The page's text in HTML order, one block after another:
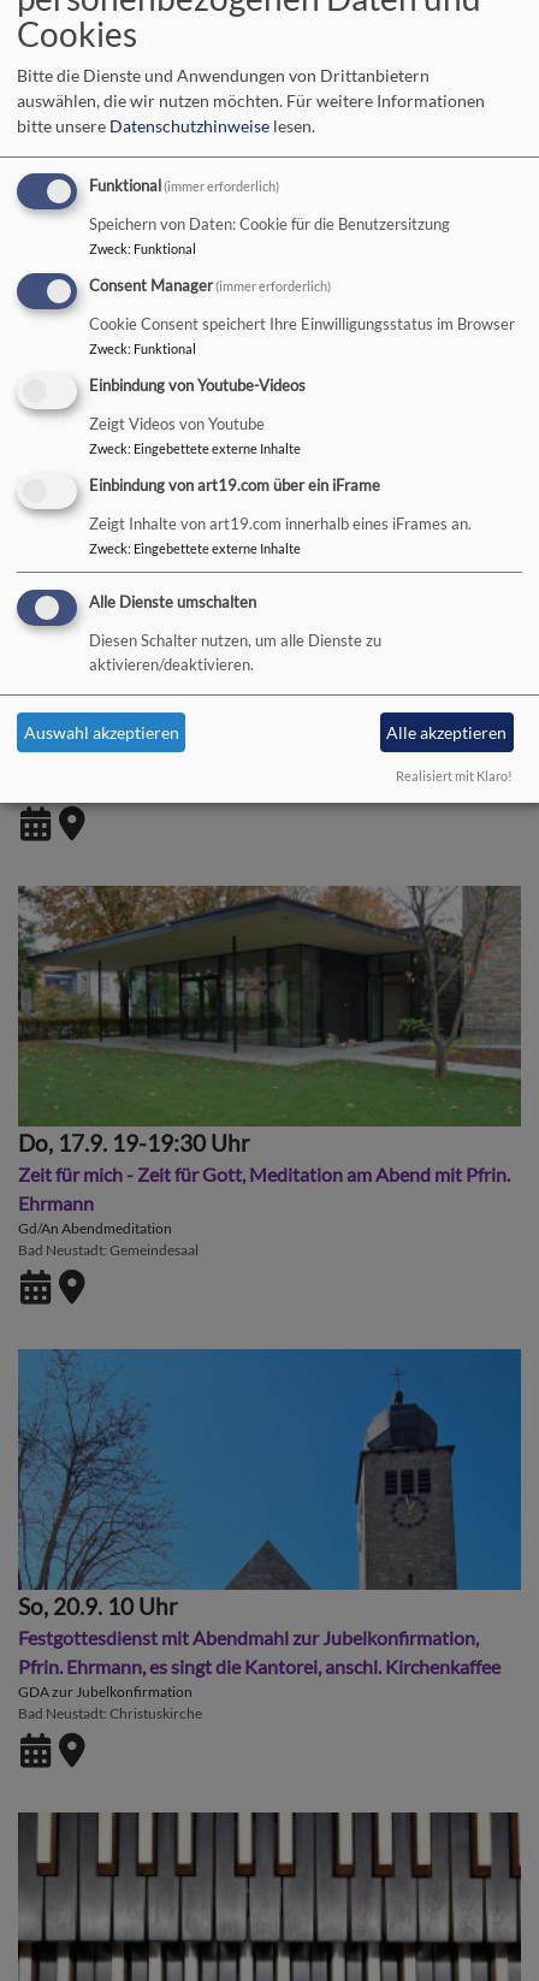
So, 6.9. 10 Uhr
Gottesdienst mit Abendmahl, Pfrin. Ehrmann
Bad Neustadt Christuskirche
So, 13.9. 10 Uhr
Gottesdienst, Pfrin. Ehrmann
Do, 17.9. 19-19:30 Uhr
Zeit für mich - Zeit für Gott, Meditation am Abend mit Pfrin.
Ehrmann
Gd/An Abendmeditation
Bad Neustadt Gemeindesaal
So, 20.9. 10 Uhr
Festgottesdienst mit Abendmahl zur Jubelkonfirmation,
Pfrin. Ehrmann, es singt die Kantorei, anschl. Kirchenkaffee
GDA zur Jubelkonfirmation
Bad Neustadt Christuskirche
Cookies
Bitte die Dienste und Anwendungen von Drittanbietern
auswählen, die wir nutzen möchten. Für weitere Informationen
bitte unsere Datenschutzhinweise lesen.
Funktional (immer erforderlich)
Speichern von Daten: Cookie für die Benutzersitzung
Zweck: Funktional
Consent Manager(immer erforderlich)
Cookie Consent speichert Ihre Einwilligungsstatus im Browser
Zweck: Funktional
Einbindung von Youtube-Videos
Zeigt Videos von Youtube
Zweck: Eingebettete externe Inhalte
Einbindung von art19.com über ein iFrame
Zeigt Inhalte von art19.com innerhalb eines iFrames an.
Zweck: Eingebettete externe Inhalte
Alle Dienste umschalten
Diesen Schalter nutzen, um alle Dienste zu
aktivieren/deaktivieren.
Auswahl akzeptieren Alle akzeptieren
Realisiert mit Klaro!